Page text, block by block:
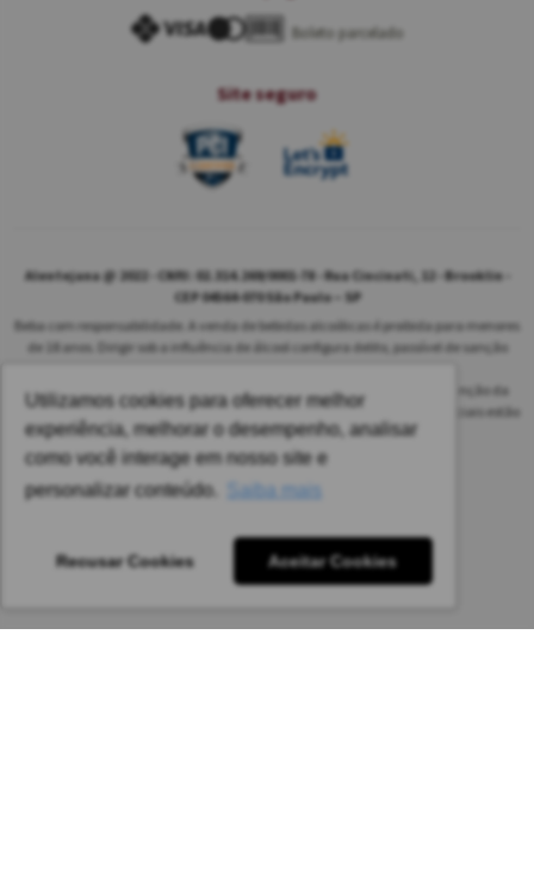
Utilizamos cookies para oferecer melhor
experiência, melhorar o desempenho, analisar
como você interage em nosso site e
personalizar conteúdo.
Saiba mais
Recusar Cookies Aceitar Cookies
Boleto parcelado
Site seguro
Alentejana @ 2022 - CNPJ: 02.314.269/0001-78 - Rua Cincinati, 12 - Brooklin -
CEP 04564-070 São Paulo – SP
Beba com responsabilidade. A venda de bebidas alcoólicas é proibida para menores
de 18 anos. Dirigir sob a influência de álcool configura delito, passível de sanção
As safras dos vinhos poderão ser diferentes das informadas no site em função da
disponibilidade do nosso estoque. Alteração de preços e condições comerciais estão
sujeitas a alteração sem aviso prévio.
Pedido mínimo: R$ 1.650,00 para todas as regiões.
Imagens meramente ilustrativas.